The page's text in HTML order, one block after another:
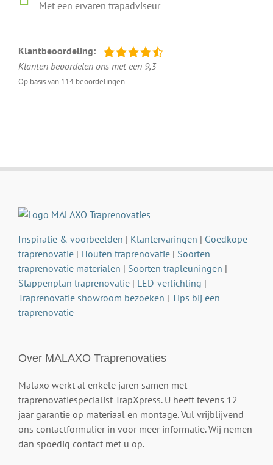
Met een ervaren trapadviseur
Klantbeoordeling:
Klanten beoordelen ons met een 9,3
Op basis van 114 beoordelingen
Inspiratie & voorbeelden | Klantervaringen | Goedkope
traprenovatie | Houten traprenovatie | Soorten
traprenovatie materialen | Soorten trapleuningen |
Stappenplan traprenovatie | LED-verlichting |
Traprenovatie showroom bezoeken | Tips bij een
traprenovatie
Over MALAXO Traprenovaties
Malaxo werkt al enkele jaren samen met
traprenovatiespecialist TrapXpress. U heeft tevens 12
jaar garantie op materiaal en montage. Vul vrijblijvend
ons contactformulier in voor meer informatie. Wij nemen
dan spoedig contact met u op.